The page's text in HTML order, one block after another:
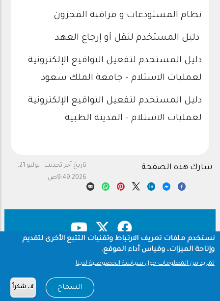
نظام المستودعات و مراقبة المخزون
دليل المستخدم لنقل أو إرجاع العهد
دليل المستخدم لتفعيل التواقيع الإلكترونية
لعمليات الاستلام - جامعة الملك سعود
دليل المستخدم لتفعيل التواقيع الإلكترونية
لعمليات الاستلام - المدينة الطبية
تاريخ آخر تحديث :
يوليو 21,
2026 9:49ص
شارك هذه الصفحة
Footer
نستخدم ملفات تعريف الارتباط وتقنيات التتبع الأخرى لتقديم
وإتاحة الميزات، وقياس أداء الموقع.
لمزيد من المعلومات حول سياسة الخصوصية لدينا
السماح لا، شكراً